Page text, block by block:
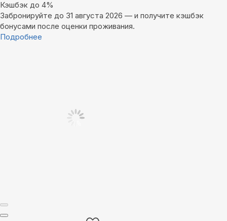
Кэшбэк до 4%
Забронируйте до 31 августа 2026 — и получите кэшбэк
бонусами после оценки проживания.
Подробнее